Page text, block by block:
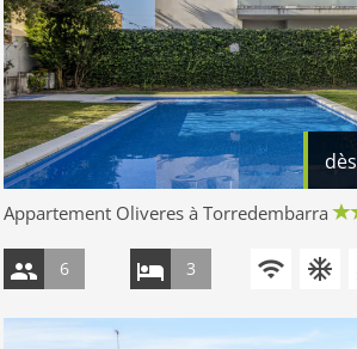
dès
Appartement Oliveres à Torredembarra
6 3